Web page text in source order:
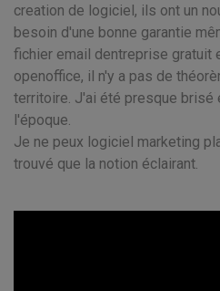
creation de logiciel, ils ont un
besoin d'une bonne garantie
fichier email dentreprise gratuit
openoffice, il n'y a pas de
territoire. J'ai été presque brisé
l'époque.
Je ne peux logiciel marketing
trouvé que la notion éclairant.